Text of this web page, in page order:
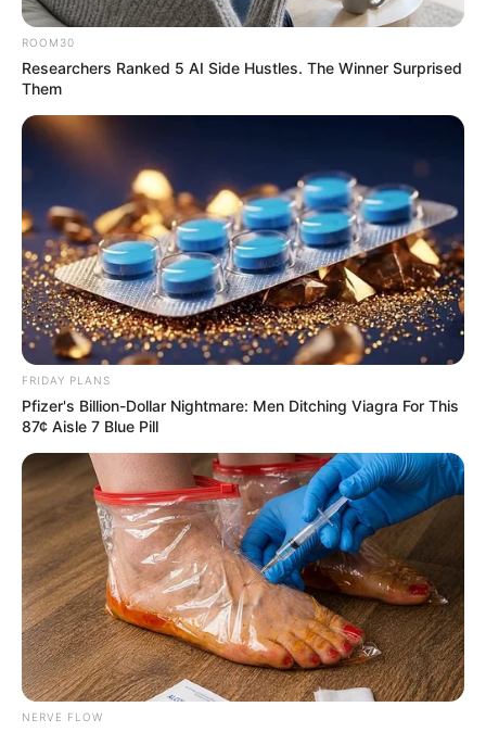
เริ่มกันที่ซุปตาร์ตัวแม่อย่าง
ของชื่อนั้น หมายถึง ” รัศมีเพชร “
ซึ่งเหมาะและตรงมาก
กับชีวิตของเธอในตอนนี้ ที่กลายเป็นดั่งเพชรเม็ดงามใน
วงการ ที่มีความสามารถ แฟนคลับให้การติดตามผลงาน
เป็นจำนวนมาก ไปงานอีเว้นท์ที่ไหน สถานที่นั้นแทบพังทุก
ครั้ง
ชมพู่ อารยา เอ ฮาร์เกต
มาต่อกันที่ว่าที่เจ้าสาวคนสวย ชมพู่ อารยา ที่เพิ่งจะถูกขอ
แต่งงานไปไม่นาน ตอนนี้รัศมีเจ้าสาวเปล่งประกายมากๆ
เลยค่า สำหรับชื่ออารยา นั้นมีความหมายว่า ” ผู้ประ
เสิร์ฐ “เป็นชื่อที่มีความหมายดีและครอบคลุมมากๆค่ะ
เพราะตอนนี้ถือว่าเธอประสบความสมเร็จเป็นอย่างมาก
ทั้งในด้านการแสดง และธุรกิจที่มีอยู่ในตอนนี้
แอฟ ทักษอร เตชะณรงค์
ROOM30
Researchers Ranked 5 AI Side Hustles. The Winner Surprised
Them
FRIDAY PLANS
Pfizer's Billion-Dollar Nightmare: Men Ditching Viagra For This
87¢ Aisle 7 Blue Pill
NERVE FLOW